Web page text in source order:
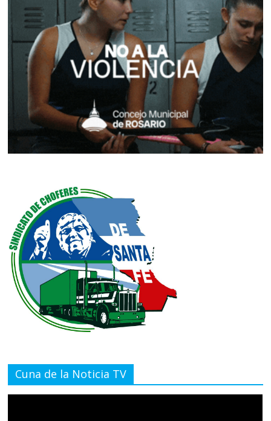
Cuna de la Noticia TV